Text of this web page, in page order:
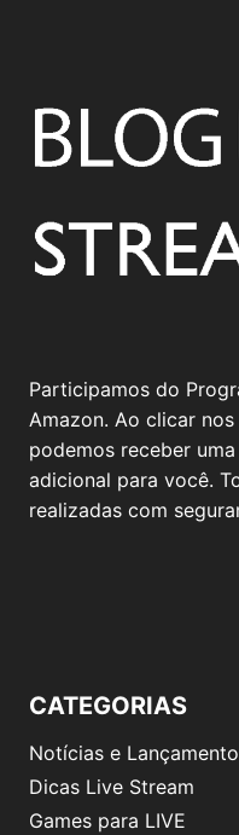
Participamos do
Amazon. Ao clicar
podemos receber
adicional para você.
realizadas com
CATEGORIAS
Notícias e
Dicas Live Stream
Games para LIVE